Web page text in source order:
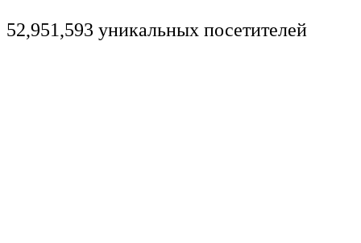
52,951,593 уникальных посетителей